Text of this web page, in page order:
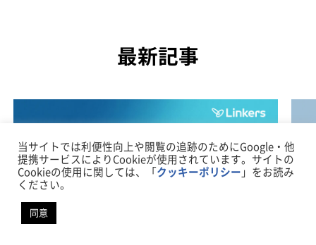
最新記事
当サイトでは利便性向上や閲覧の追跡のためにGoogle・他
提携サービスによりCookieが使用されています。サイトの
Cookieの使用に関しては、「 クッキーポリシー 」をお読み
ください。
同意